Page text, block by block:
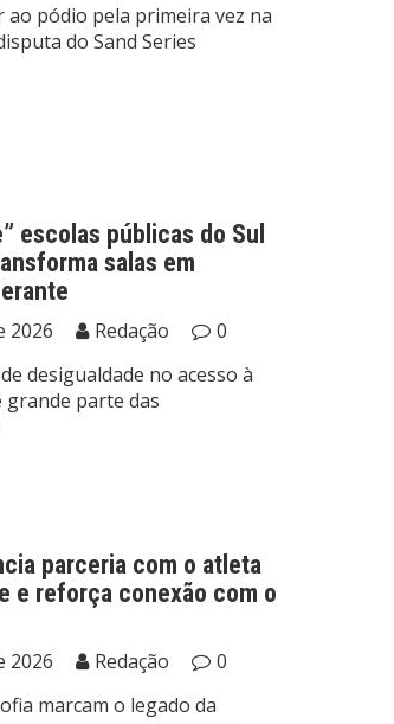
ao pódio pela primeira vez na
do Sand Series
escolas públicas do Sul
salas em
2026 Redação
0
desigualdade no acesso à
grande parte das
parceria com o atleta
e reforça conexão com o
2026 Redação
0
marcam o legado da